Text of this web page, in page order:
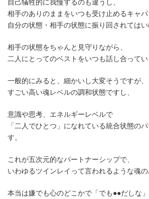
相手のありのままをいつも受け止めるキャパ
自分の状態・相手の状態に振り回されてはい
相手の状態をちゃんと見守りながら、
二人にとってのベストをいつも話し合ってい
一般的にみると、細かいし大変そうですが、
すごい高い魂レベルの調和状態ですし、
意識や思考、エネルギーレベルで
「二人でひとつ」になれている統合状態の
す。
これが五次元的なパートナーシップで、
いわゆるツインレイって言われるような魂の
本当は嫌でも心のどこかで「でも●●だしな」